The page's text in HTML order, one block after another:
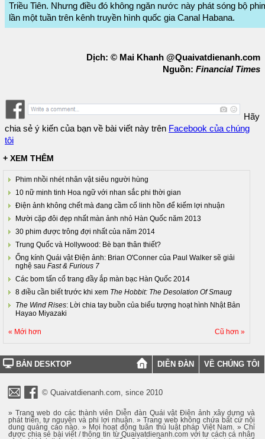
Triều Tiên. Nhưng điều đó không ngăn nước này phát sóng bộ
lần một tuần trên kênh truyền hình quốc gia Canal Habana.
Dịch: © Mai Khanh @Quaivatdienanh.com
Nguồn: Financial Times
Hãy
chia sẻ ý kiến của bạn về bài viết này trên Facebook của chúng
tôi
+ XEM THÊM
Phim nhồi nhét nhân vật siêu người hùng
10 nữ minh tinh Hoa ngữ với nhan sắc phi thời gian
Điện ảnh không chết mà đang cầm cố linh hồn để kiếm lợi nhuận
Mười cặp đôi đẹp nhất màn ảnh nhỏ Hàn Quốc năm 2013
30 phim được trông đợi nhất của năm 2014
Trung Quốc và Hollywood: Bè bạn thân thiết?
Ống kính Quái vật Điện ảnh: Brian O'Conner của Paul Walker sẽ giải
nghệ sau Fast & Furious 7
Các bom tấn cổ trang đầy ắp màn bạc Hàn Quốc 2014
8 điều cần biết trước khi xem The Hobbit: The Desolation Of Smaug
The Wind Rises: Lời chia tay buồn của biểu tượng hoạt hình Nhật Bản
Hayao Miyazaki
« Mới hơn Cũ hơn »
BẢN DESKTOP DIỄN ĐÀN VỀ CHÚNG TÔI
© Quaivatdienanh.com, since 2010
» Trang web do các thành viên Diễn đàn Quái vật Điện ảnh xây dựng và
phát triển, tự nguyện và phi lợi nhuận. » Trang web không chứa bất cứ nội
dung quảng cáo nào. » Mọi hoạt động tuân thủ luật pháp Việt Nam. » Chỉ
được chia sẻ bài viết / thông tin từ Quaivatdienanh.com với tư cách cá nhân